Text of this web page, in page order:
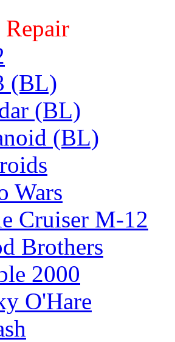
Repair
(BL)
(BL)
(BL)
Wars
Cruiser M-12
Brothers
2000
O'Hare